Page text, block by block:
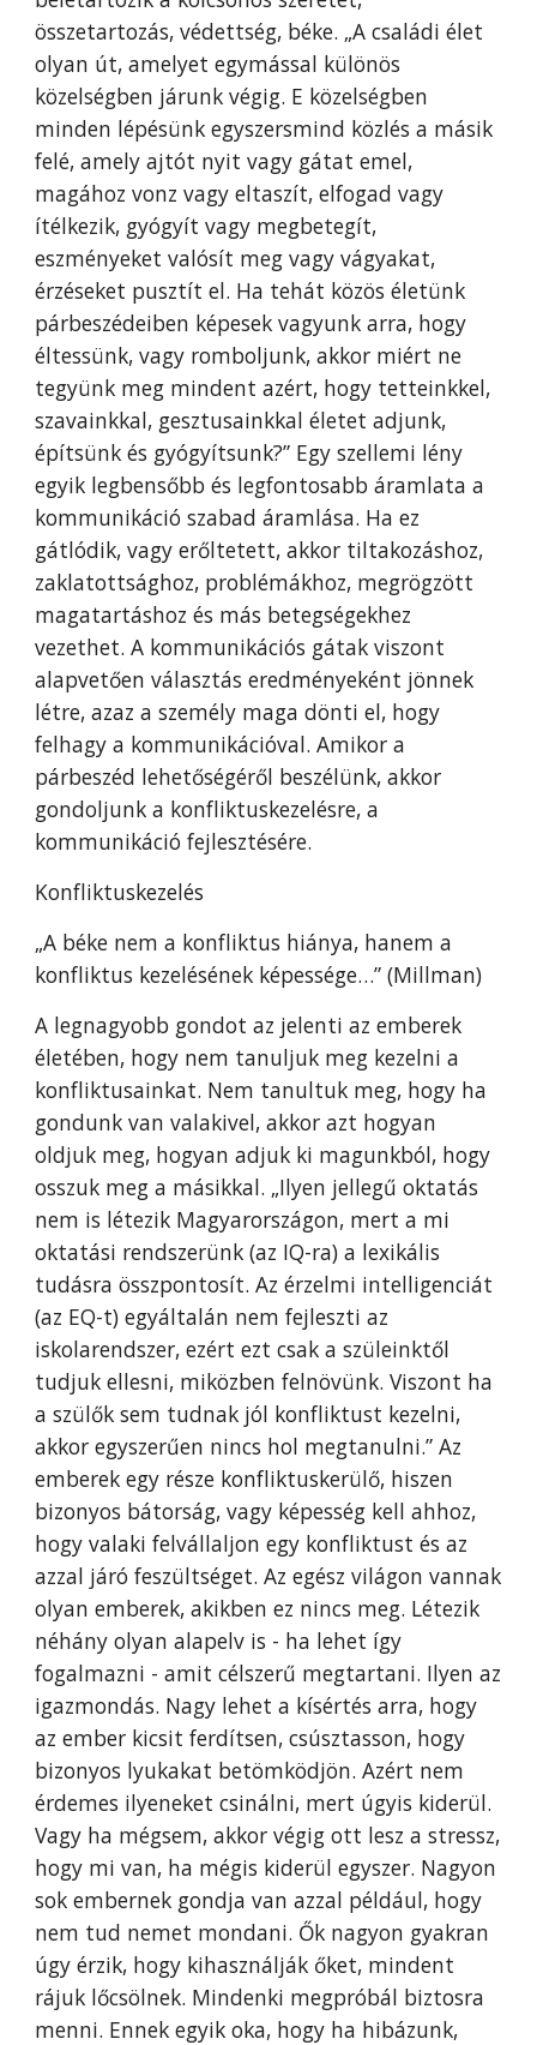
összetartozás, védettség, béke. „A családi élet
olyan út, amelyet egymással különös
közelségben járunk végig. E közelségben
minden lépésünk egyszersmind közlés a másik
felé, amely ajtót nyit vagy gátat emel,
magához vonz vagy eltaszít, elfogad vagy
ítélkezik, gyógyít vagy megbetegít,
eszményeket valósít meg vagy vágyakat,
érzéseket pusztít el. Ha tehát közös életünk
párbeszédeiben képesek vagyunk arra, hogy
éltessünk, vagy romboljunk, akkor miért ne
tegyünk meg mindent azért, hogy tetteinkkel,
szavainkkal, gesztusainkkal életet adjunk,
építsünk és gyógyítsunk?” Egy szellemi lény
egyik legbensőbb és legfontosabb áramlata a
kommunikáció szabad áramlása. Ha ez
gátlódik, vagy erőltetett, akkor tiltakozáshoz,
zaklatottsághoz, problémákhoz, megrögzött
magatartáshoz és más betegségekhez
vezethet. A kommunikációs gátak viszont
alapvetően választás eredményeként jönnek
létre, azaz a személy maga dönti el, hogy
felhagy a kommunikációval. Amikor a
párbeszéd lehetőségéről beszélünk, akkor
gondoljunk a konfliktuskezelésre, a
kommunikáció fejlesztésére.
Konfliktuskezelés
„A béke nem a konfliktus hiánya, hanem a
konfliktus kezelésének képessége…” (Millman)
A legnagyobb gondot az jelenti az emberek
életében, hogy nem tanuljuk meg kezelni a
konfliktusainkat. Nem tanultuk meg, hogy ha
gondunk van valakivel, akkor azt hogyan
oldjuk meg, hogyan adjuk ki magunkból, hogy
osszuk meg a másikkal. „Ilyen jellegű oktatás
nem is létezik Magyarországon, mert a mi
oktatási rendszerünk (az IQ-ra) a lexikális
tudásra összpontosít. Az érzelmi intelligenciát
(az EQ-t) egyáltalán nem fejleszti az
iskolarendszer, ezért ezt csak a szüleinktől
tudjuk ellesni, miközben felnövünk. Viszont ha
a szülők sem tudnak jól konfliktust kezelni,
akkor egyszerűen nincs hol megtanulni.” Az
emberek egy része konfliktuskerülő, hiszen
bizonyos bátorság, vagy képesség kell ahhoz,
hogy valaki felvállaljon egy konfliktust és az
azzal járó feszültséget. Az egész világon vannak
olyan emberek, akikben ez nincs meg. Létezik
néhány olyan alapelv is - ha lehet így
fogalmazni - amit célszerű megtartani. Ilyen az
igazmondás. Nagy lehet a kísértés arra, hogy
az ember kicsit ferdítsen, csúsztasson, hogy
bizonyos lyukakat betömködjön. Azért nem
érdemes ilyeneket csinálni, mert úgyis kiderül.
Vagy ha mégsem, akkor végig ott lesz a stressz,
hogy mi van, ha mégis kiderül egyszer. Nagyon
sok embernek gondja van azzal például, hogy
nem tud nemet mondani. Ők nagyon gyakran
úgy érzik, hogy kihasználják őket, mindent
rájuk lőcsölnek. Mindenki megpróbál biztosra
menni. Ennek egyik oka, hogy ha hibázunk,